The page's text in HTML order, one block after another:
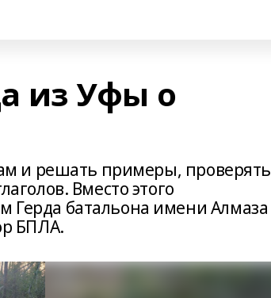
из Уфы о
и решать примеры, проверять
Вместо этого
батальона имени Алмаза
БПЛА.